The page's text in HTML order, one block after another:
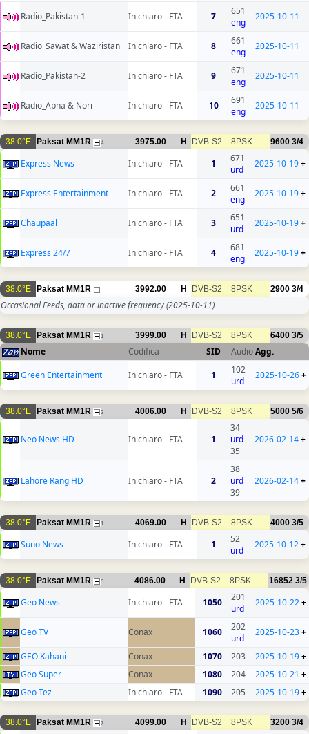
Radio_Pakistan-1 In chiaro - FTA 7
651
eng
2025-10-11
Radio_Sawat & Waziristan In chiaro - FTA 8
661
eng
2025-10-11
Radio_Pakistan-2 In chiaro - FTA 9
671
eng
2025-10-11
Radio_Apna & Nori In chiaro - FTA 10
691
eng
2025-10-11
38.0°E Paksat MM1R 4 3975.00 H DVB-S2 8PSK 9600 3/4
Express News In chiaro - FTA 1
671
urd
2025-10-19+
Express Entertainment In chiaro - FTA 2
661
eng
2025-10-19+
Chaupaal In chiaro - FTA 3
651
urd
2025-10-19+
Express 24/7 In chiaro - FTA 4
681
eng
2025-10-19+
38.0°E Paksat MM1R 3992.00 H DVB-S2 8PSK 2900 3/4
Occasional Feeds, data or inactive frequency(2025-10-11)
38.0°E Paksat MM1R 1 3999.00 H DVB-S2 8PSK 6400 3/5
Nome Codifica SID AudioAgg.
Green Entertainment
In chiaro - FTA 1
102
urd
2025-10-26+
38.0°E Paksat MM1R 2 4006.00 H DVB-S2 8PSK 5000 5/6
Neo News HD In chiaro - FTA 1
34
urd
35
2026-02-14+
Lahore Rang HD In chiaro - FTA 2
38
urd
39
2026-02-14+
38.0°E Paksat MM1R 1 4069.00 H DVB-S2 8PSK 4000 3/5
Suno News In chiaro - FTA 1
52
urd
2025-10-12+
38.0°E Paksat MM1R 5 4086.00 H DVB-S2 8PSK 16852 3/5
Geo News In chiaro - FTA 1050
201
urd
2025-10-22+
Geo TV Conax 1060
202
urd
2025-10-23+
GEO Kahani Conax 1070 203 2025-10-19+
Geo Super
Conax 1080 204 2025-10-21 +
Geo Tez
In chiaro - FTA 1090 205 2025-10-19+
38.0°E Paksat MM1R 7 4099.00 H DVB-S2 8PSK 3200 3/4